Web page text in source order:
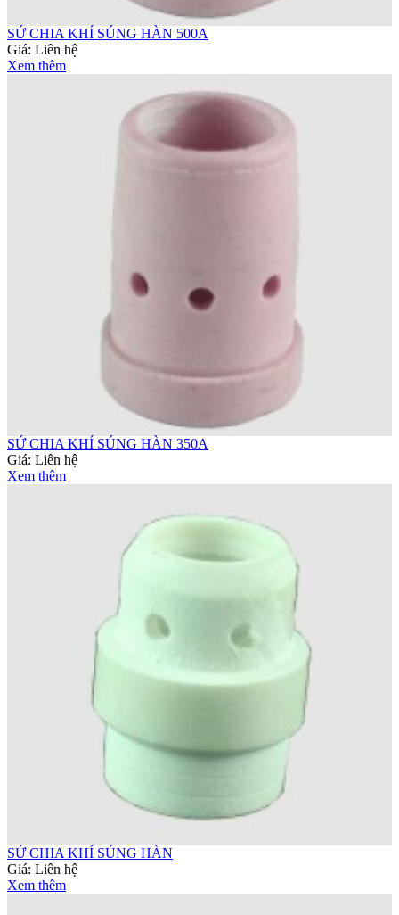
SỨ CHIA KHÍ SÚNG HÀN 500A
Giá: Liên hệ
Xem thêm
SỨ CHIA KHÍ SÚNG HÀN 350A
Giá: Liên hệ
Xem thêm
SỨ CHIA KHÍ SÚNG HÀN
Giá: Liên hệ
Xem thêm